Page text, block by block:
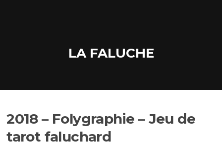
LA FALUCHE
2018 – Folygraphie – Jeu de
tarot faluchard